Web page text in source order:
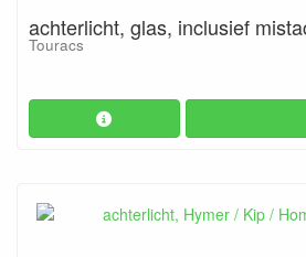
achterlicht, glas, inclusief
Touracs